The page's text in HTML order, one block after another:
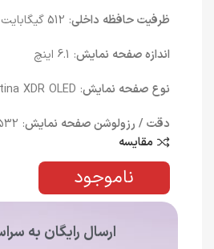
ظرفیت حافظه داخلی: 512 گیگابایت
اندازه صفحه نمایش: 6.1 اینچ
نوع صفحه نمایش: Super Retina XDR OLED
دقت / رزولوشن صفحه نمایش: 2532 × 1170 پیکسل
مقایسه
ناموجود
ارسال رایگان به